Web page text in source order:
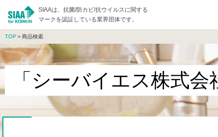
SIAAは、抗菌/防カビ/抗ウイルスに関する
マークを認証している業界団体です。
TOP > 商品検索
「シーバイエス株式